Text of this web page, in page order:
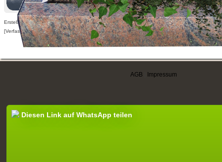
Erstellt am 21.02.2015,
[Verfasser nur für angemeldete Benutzer sichtbar]
AGB Impressum
Diesen Link auf WhatsApp teilen